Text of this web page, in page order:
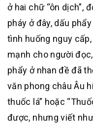
ở hai chữ “ôn dịch”,
pháy ở đây, dấu
tình huống nguy
mạnh cho người
phẩy ở nhan đề đã
văn phong châu Âu
thuốc lá” hoặc
được, nhưng viết như